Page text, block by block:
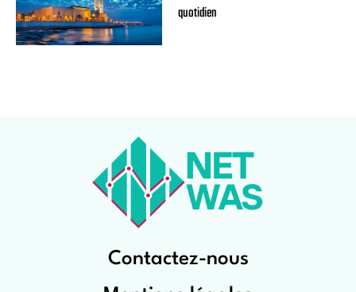
quotidien
Contactez-nous